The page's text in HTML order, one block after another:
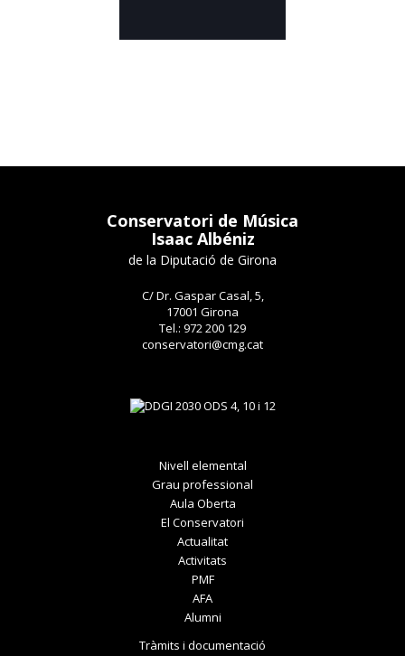
Conservatori de Música
Isaac Albéniz
de la Diputació de Girona
C/ Dr. Gaspar Casal, 5,
17001 Girona
Tel.: 972 200 129
conservatori@cmg.cat
Nivell elemental
Grau professional
Aula Oberta
El Conservatori
Actualitat
Activitats
PMF
AFA
Alumni
Tràmits i documentació